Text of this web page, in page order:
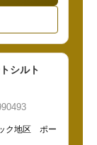
シルト
ク地区 ポー